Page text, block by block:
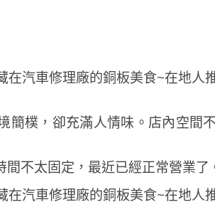
簡樸， 卻充滿人情味。 店內空間
不太固定，最近已經正常營業了